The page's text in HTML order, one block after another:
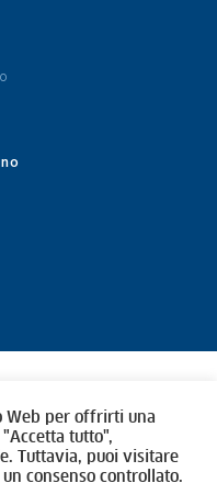
Web per offrirti una
tutto",
Tuttavia, puoi visitare
consenso controllato.